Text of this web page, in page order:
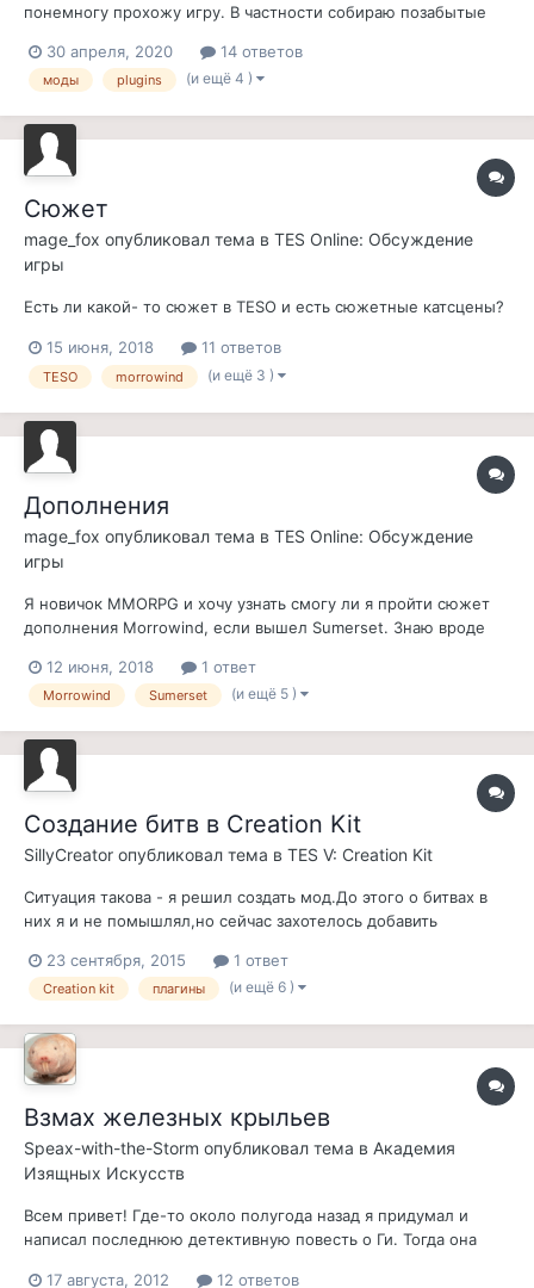
понемногу прохожу игру. В частности собираю позабытые
Персонаж мой, каджит, доспехи не носит, зелья не пьет, а
ест лишь травку для лечения. И вот в районе Грейзленда,
30 апреля, 2020 14 ответов
моды plugins (и ещё 4 )
Сюжет
mage_fox опубликовал тема в TES Online: Обсуждение
игры
Есть ли какой- то сюжет в TESO и есть сюжетные катсцены?
15 июня, 2018 11 ответов
TESO morrowind (и ещё 3 )
Дополнения
mage_fox опубликовал тема в TES Online: Обсуждение
игры
Я новичок MMORPG и хочу узнать смогу ли я пройти сюжет
дополнения Morrowind, если вышел Sumerset. Знаю вроде
новые.
12 июня, 2018 1 ответ
Morrowind Sumerset (и ещё 5 )
Создание битв в Creation Kit
SillyCreator опубликовал тема в TES V: Creation Kit
Ситуация такова - я решил создать мод.До этого о битвах в
них я и не помышлял,но сейчас захотелось добавить
- нету НИЧЕГО!Мод получается классный,но вот очередное
задание в стиле "убей,принеси" делать не
23 сентября, 2015 1 ответ
Creation kit плагины (и ещё 6 )
Взмах железных крыльев
Speax-with-the-Storm опубликовал тема в Академия
Изящных Искусств
Всем привет! Где-то около полугода назад я придумал и
написал последнюю детективную повесть о Ги. Тогда она
17 августа, 2012 12 ответов